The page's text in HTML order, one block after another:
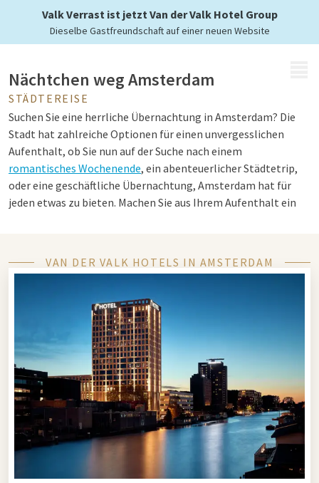
Valk Verrast ist jetzt Van der Valk Hotel Group
Dieselbe Gastfreundschaft auf einer neuen Website
mit Van der Valk
Nächtchen weg Amsterdam
STÄDTEREISE
Suchen Sie eine herrliche Übernachtung in Amsterdam? Die
Stadt hat zahlreiche Optionen für einen unvergesslichen
Aufenthalt, ob Sie nun auf der Suche nach einem
romantisches Wochenende, ein abenteuerlicher Städtetrip,
oder eine geschäftliche Übernachtung, Amsterdam hat für
jeden etwas zu bieten. Machen Sie aus Ihrem Aufenthalt ein
Genießen Sie eine Übernachtung in
Amsterdam
Mit einer Übernachtung in Amsterdam erleben Sie die Stadt
von ihrer besten Seite. Von ikonischen Grachten und
pulsierenden Märkten bis hin zu beeindruckenden Museen und
hippen Vierteln liegt alles zum Greifen nah. Genießen Sie eine
Übernachtung im Herzen der Stadt oder wählen Sie einen
stimmungsvollen Ort knapp außerhalb des Zentrums für
einen ruhigeren Aufenthalt.
VAN DER VALK HOTELS IN AMSTERDAM